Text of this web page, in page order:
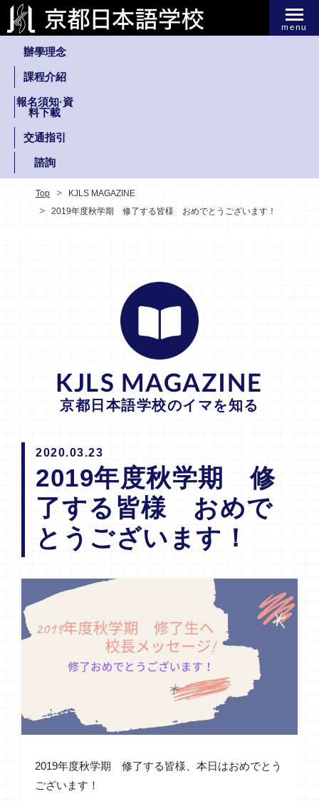
menu
辦學理念
課程介紹
報名須知·資
料下載
交通指引
諮詢
Top
KJLS MAGAZINE
2019年度秋学期 修了する皆様 おめでとうございます！
KJLS MAGAZINE
京都日本語学校のイマを知る
2020.03.23
2019年度秋学期 修
了する皆様 おめで
とうございます！
2019年度秋学期 修了する皆様、本日はおめでとう
ございます！